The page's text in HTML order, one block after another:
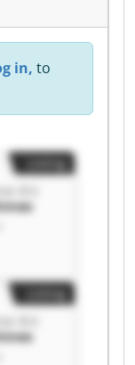
in, to
B.V.
B.V.